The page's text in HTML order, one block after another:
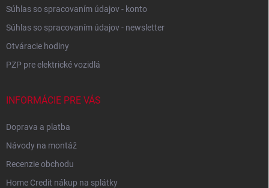
Súhlas so spracovaním údajov - konto
Súhlas so spracovaním údajov - newsletter
Otváracie hodiny
PZP pre elektrické vozidlá
INFORMÁCIE PRE VÁS
Doprava a platba
Návody na montáž
Recenzie obchodu
Home Credit nákup na splátky